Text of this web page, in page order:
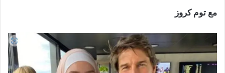
مع توم كروز